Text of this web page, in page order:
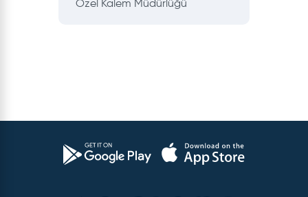
Özel Kalem Müdürlüğü